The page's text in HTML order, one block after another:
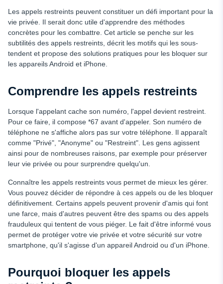
Les appels restreints peuvent constituer un défi important pour la
vie privée. Il serait donc utile d'apprendre des méthodes
concrètes pour les combattre. Cet article se penche sur les
subtilités des appels restreints, décrit les motifs qui les sous-
tendent et propose des solutions pratiques pour les bloquer sur
les appareils Android et iPhone.
Comprendre les appels restreints
Lorsque l'appelant cache son numéro, l'appel devient restreint.
Pour ce faire, il compose *67 avant d'appeler. Son numéro de
téléphone ne s'affiche alors pas sur votre téléphone. Il apparaît
comme "Privé", "Anonyme" ou "Restreint". Les gens agissent
ainsi pour de nombreuses raisons, par exemple pour préserver
leur vie privée ou pour surprendre quelqu'un.
Connaître les appels restreints vous permet de mieux les gérer.
Vous pouvez décider de répondre à ces appels ou de les bloquer
définitivement. Certains appels peuvent provenir d'amis qui font
une farce, mais d'autres peuvent être des spams ou des appels
frauduleux qui tentent de vous piéger. Le fait d'être informé vous
permet de protéger votre vie privée et votre sécurité sur votre
smartphone, qu'il s'agisse d'un appareil Android ou d'un iPhone.
Pourquoi bloquer les appels
Registre national des numéros de téléphone exclus : Une
mesure supplémentaire
Conclusion